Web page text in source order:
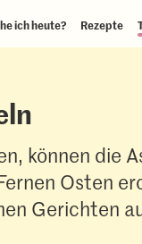
ich heute? Rezepte
können die
Osten
Gerichten